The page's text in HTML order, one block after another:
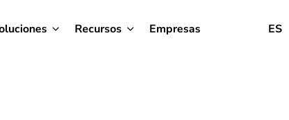
Recursos Empresas ES